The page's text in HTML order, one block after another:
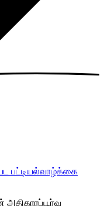
பட்டியல்வாழ்க்கை
அதிகாரப்பூர்வ